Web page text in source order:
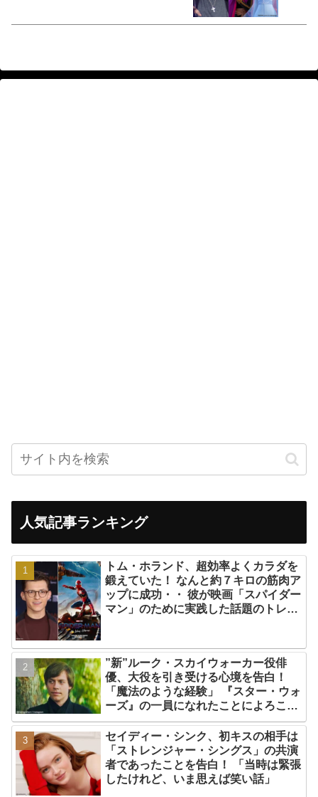
人気記事ランキング
トム・ホランド、超効率よくカラダを
鍛えていた！ なんと約７キロの筋肉ア
ップに成功・・ 彼が映画「スパイダー
マン」のために実践した話題のトレー
”新”ルーク・スカイウォーカー役俳
優、大役を引き受ける心境を告白！
「魔法のような経験」 『スター・ウォ
ーズ』の一員になれたことによろこび
爆発
セイディー・シンク、初キスの相手は
「ストレンジャー・シングス」の共演
者であったことを告白！ 「当時は緊張
したけれど、いま思えば笑い話」